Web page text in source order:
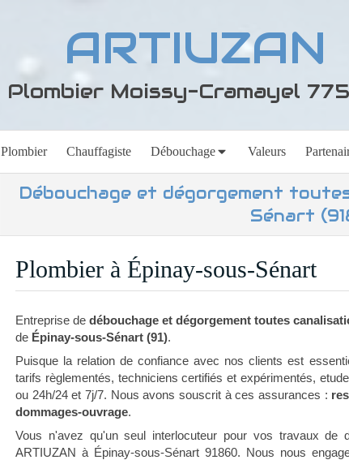
ARTIUZAN
Plombier Moissy-Cramayel
Plombier Chauffagiste Débouchage Valeurs
Débouchage et dégorgement
Sénart
Plombier à Épinay-sous-Sénart
Entreprise dedébouchage et dégorgement toutes
de Épinay-sous-Sénart (91).
Puisque la relation de confiance avec nos clients est
tarifs règlementés, techniciens certifiés et expérimentés,
ou 24h/24 et 7j/7. Nous avons souscrit à ces assurances :
dommages-ouvrage.
Vous n'avez qu'un seul interlocuteur pour vos travaux de
ARTIUZAN à Épinay-sous-Sénart 91860. Nous nous